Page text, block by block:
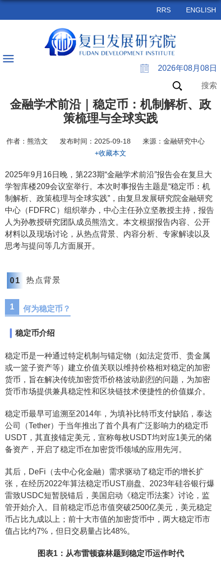
RRS ENGLISH
2026年08月08日
搜索
金融学术前沿｜稳定币：机制解析、政
策梳理与全球实践
作者：熊浩文 发布时间：2025-09-18
来源：金融研究中心
+收藏本文
2025年9月16日晚，第223期“金融学术前沿”报告会在复旦大
学智库楼209会议室举行。本次时事报告主题是“稳定币：机
制解析、政策梳理与全球实践”，由复旦发展研究院金融研究
中心（FDFRC）组织举办，中心主任孙立坚教授主持，报告
人为孙教授研究团队成员熊浩文。本文根据报告内容、公开
材料以及现场讨论，从热点背景、内容分析、专家解读以及
思考与提问等几方面展开。
01 热点背景
1 何为稳定币？
稳定币介绍
稳定币是一种通过特定机制与锚定物（如法定货币、贵金属
或一篮子资产等）建立价值关联以维持价格相对稳定的加密
货币，旨在解决传统加密货币价格波动剧烈的问题，为加密
货币市场提供兼具稳定性和区块链技术便捷性的价值媒介。
稳定币最早可追溯至2014年，为填补比特币支付缺陷，泰达
公司（Tether）于当年推出了首个具有广泛影响力的稳定币
USDT，其直接锚定美元，宣称每枚USDT均对应1美元的储
备资产，开启了稳定币在加密货币领域的应用先河。
其后，DeFi（去中心化金融）需求驱动了稳定币的增长扩
张，在经历2022年算法稳定币UST崩盘、2023年硅谷银行爆
雷致USDC短暂脱锚后，美国启动《稳定币法案》讨论，监
管开始介入。目前稳定币总市值突破2500亿美元，美元稳定
币占比九成以上；前十大市值的加密货币中，两大稳定币市
值占比约7%，但日交易量占比48%。
图表1：从布雷顿森林题到稳定币运作时代